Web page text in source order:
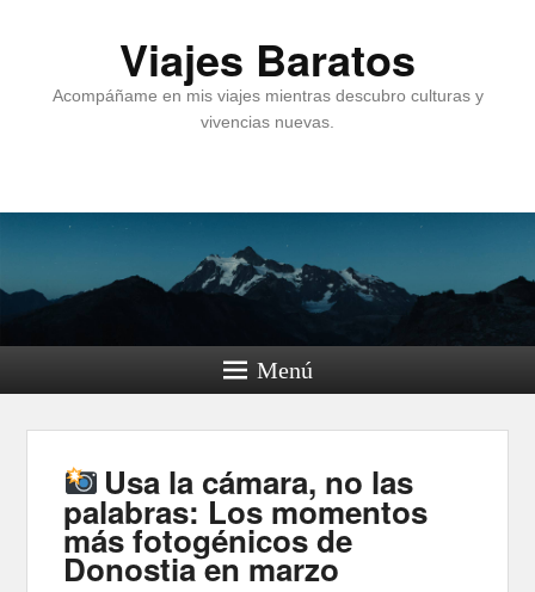
Viajes Baratos
Acompáñame en mis viajes mientras descubro culturas y
vivencias nuevas.
Menú
Usa la cámara, no las
palabras: Los momentos
más fotogénicos de
Donostia en marzo